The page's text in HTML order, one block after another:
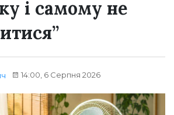
і самому не
14:00, 6 Серпня 2026